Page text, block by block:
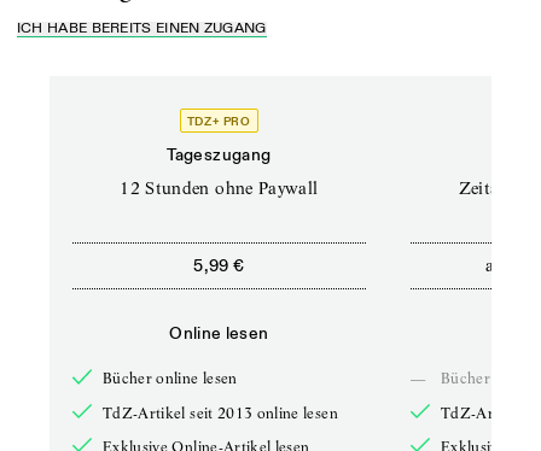
ICH HABE BEREITS EINEN ZUGANG
TDZ+ PRO
Tageszugang
12 Stunden ohne Paywall
5,99 €
Online lesen
Bücher online lesen
TdZ-Artikel seit 2013 online lesen
Exklusive Online-Artikel lesen
ab
—
Bücher online
TdZ-Artikel
Exklusive